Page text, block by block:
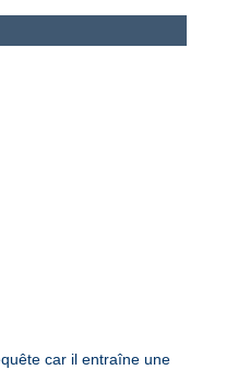
car il entraîne une